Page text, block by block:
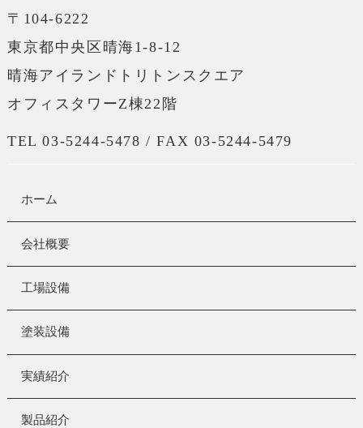
〒104-6222
東京都中央区晴海1-8-12
晴海アイランドトリトンスクエア
オフィスタワーZ棟22階
TEL 03-5244-5478 / FAX 03-5244-5479
ホーム
会社概要
工場設備
塗装設備
実績紹介
製品紹介